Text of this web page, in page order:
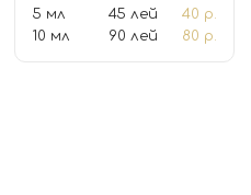
5 мл 45 лей
40 р.
10 мл
90 лей 80 р.